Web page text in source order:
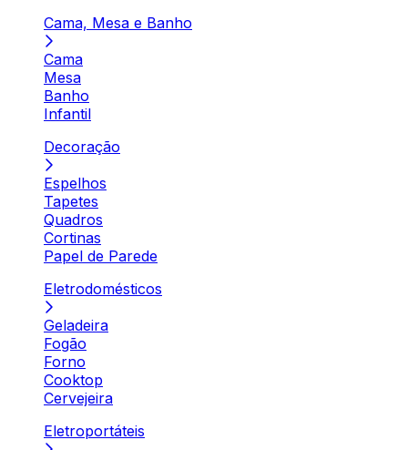
Cama, Mesa e Banho
Cama
Mesa
Banho
Infantil
Decoração
Espelhos
Tapetes
Quadros
Cortinas
Papel de Parede
Eletrodomésticos
Geladeira
Fogão
Forno
Cooktop
Cervejeira
Eletroportáteis